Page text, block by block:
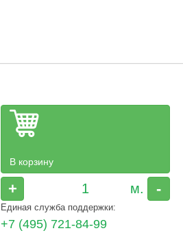
В корзину
+ -
Единая служба поддержки:
+7 (495) 721-84-99